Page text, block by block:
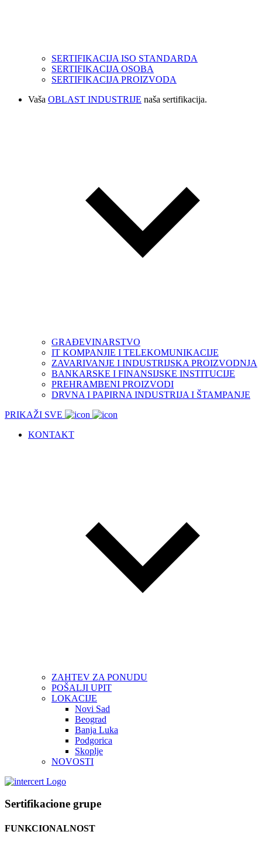
SERTIFIKACIJA ISO STANDARDA
SERTIFIKACIJA OSOBA
SERTIFIKACIJA PROIZVODA
Vaša OBLAST INDUSTRIJE naša sertifikacija.
GRAĐEVINARSTVO
IT KOMPANJIE I TELEKOMUNIKACIJE
ZAVARIVANJE I INDUSTRIJSKA PROIZVODNJA
BANKARSKE I FINANSIJSKE INSTITUCIJE
PREHRAMBENI PROIZVODI
DRVNA I PAPIRNA INDUSTRIJA I ŠTAMPANJE
PRIKAŽI SVE
KONTAKT
ZAHTEV ZA PONUDU
POŠALJI UPIT
LOKACIJE
Novi Sad
Beograd
Banja Luka
Podgorica
Skoplje
NOVOSTI
Sertifikacione grupe
FUNKCIONALNOST